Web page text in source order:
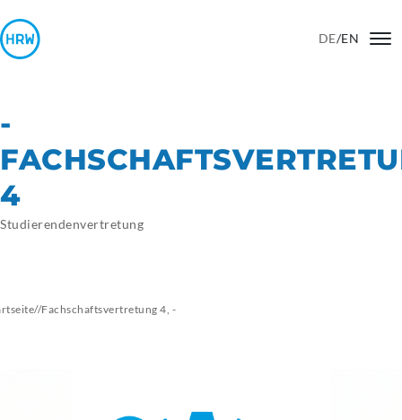
DE/EN
-
4
Studierendenvertretung
//Fachschaftsvertretung 4, -